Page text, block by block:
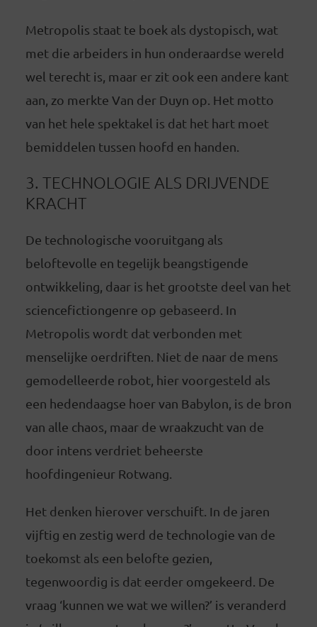
Metropolis staat te boek als dystopisch, wat
met die arbeiders in hun onderaardse wereld
wel terecht is, maar er zit ook een andere kant
aan, zo merkte Van der Duyn op. Het motto
van het hele spektakel is dat het hart moet
bemiddelen tussen hoofd en handen.
3. TECHNOLOGIE ALS DRIJVENDE
KRACHT
De technologische vooruitgang als
beloftevolle en tegelijk beangstigende
ontwikkeling, daar is het grootste deel van het
sciencefictiongenre op gebaseerd. In
Metropolis wordt dat verbonden met
menselijke oerdriften. Niet de naar de mens
gemodelleerde robot, hier voorgesteld als
een hedendaagse hoer van Babylon, is de bron
van alle chaos, maar de wraakzucht van de
door intens verdriet beheerste
hoofdingenieur Rotwang.
Het denken hierover verschuift. In de jaren
vijftig en zestig werd de technologie van de
toekomst als een belofte gezien,
tegenwoordig is dat eerder omgekeerd. De
vraag ‘kunnen we wat we willen?’ is veranderd